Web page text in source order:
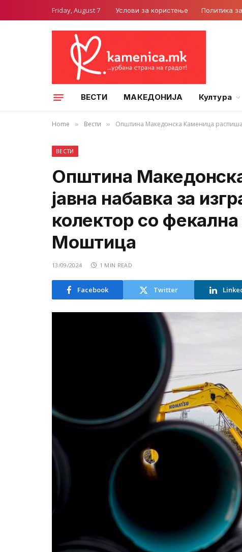
Friday, August 7 Услови за користење Политика
ВЕСТИ МАКЕДОНИЈА Култура
Home » Вести » Општина Македонска Каменица распиша
ВЕСТИ
Општина
јавна набавка за
колектор со фекална
Моштица
13/09/2024 1 MIN READ
Facebook Twitter